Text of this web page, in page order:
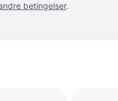
betingelser.